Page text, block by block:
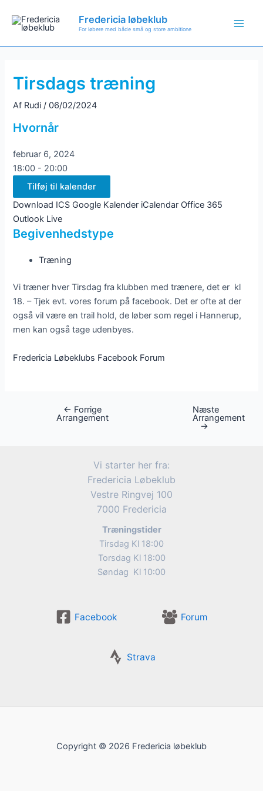
indholdet
Fredericia løbeklub
For løbere med både små og store ambitione
Tirsdags træning
Af Rudi/06/02/2024
Hvornår
februar 6, 2024
18:00 - 20:00
Tilføj til kalender
Download ICS Google Kalender iCalendar Office 365
Outlook Live
Begivenhedstype
Træning
Vi træner hver Tirsdag fra klubben med trænere, det er kl
18. – Tjek evt. vores forum på facebook. Det er ofte at der
også vil være en trail hold, de løber som regel i Hannerup,
men kan også tage udenbyes.
Fredericia Løbeklubs Facebook Forum
navigation
← Forrige
Arrangement
Næste
Arrangement
→
Vi starter her fra:
Fredericia Løbeklub
Vestre Ringvej 100
7000 Fredericia
Træningstider
Tirsdag Kl 18:00
Torsdag Kl 18:00
Søndag Kl 10:00
Facebook Forum
Strava
Copyright © 2026 Fredericia løbeklub